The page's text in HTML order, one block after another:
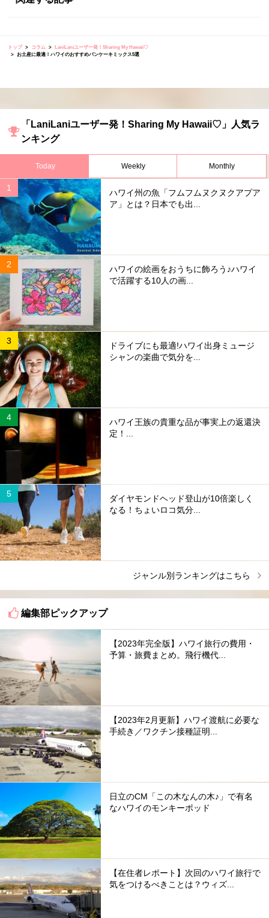
トップ コラム
LaniLaniユーザー発！Sharing My Hawaii♡
お土産に最適！ハワイのおすすめパンケーキミックス5選
「LaniLaniユーザー発！Sharing My Hawaii♡」人気ラ
ンキング
Today Weekly Monthly
ハワイ州の魚「フムフムヌクヌクアプア
ア」とは？日本でも出...
ハワイの絵画をおうちに飾ろう♪ハワイ
で活躍する10人の画...
ドライブにも最適!ハワイ出身ミュージ
シャンの楽曲で気分を...
ハワイ王族の貴重な品が事実上の返還決
定！...
ダイヤモンドヘッド登山が10倍楽しく
なる！ちょいロコ気分...
ジャンル別ランキングはこちら
編集部ピックアップ
【2023年完全版】ハワイ旅行の費用・
予算・旅費まとめ。飛行機代...
【2023年2月更新】ハワイ渡航に必要な
手続き／ワクチン接種証明...
日立のCM「この木なんの木♪」で有名
なハワイのモンキーポッド
【在住者レポート】次回のハワイ旅行で
気をつけるべきことは？ウィズ...